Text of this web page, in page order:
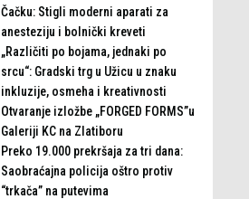
Čačku: Stigli moderni aparati za
anesteziju i bolnički kreveti
„Različiti po bojama, jednaki po
srcu“: Gradski trg u Užicu u znaku
inkluzije, osmeha i kreativnosti
Otvaranje izložbe „FORGED FORMS”u
Galeriji KC na Zlatiboru
Preko 19.000 prekršaja za tri dana:
Saobraćajna policija oštro protiv
“trkača” na putevima